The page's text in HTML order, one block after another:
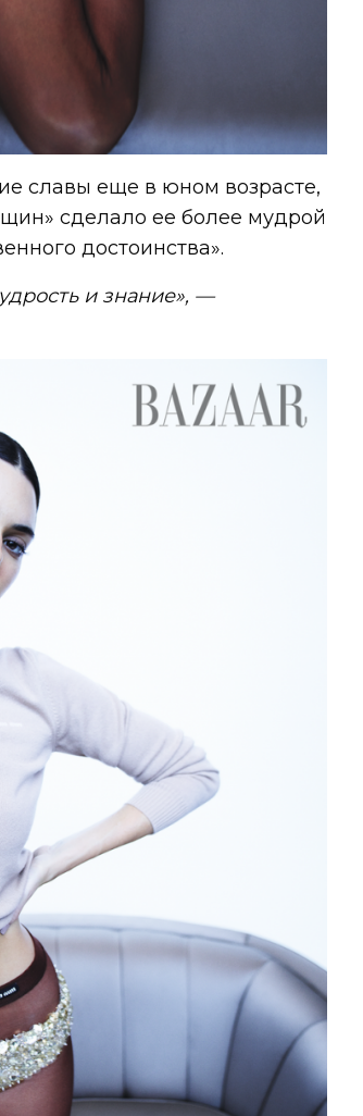
славы еще в юном возрасте,
сделало ее более мудрой
достоинства».
и знание», —